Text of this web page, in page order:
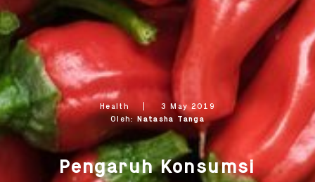
Health
3 May 2019
Oleh:Natasha Tanga
Pengaruh Konsumsi
OK
OK